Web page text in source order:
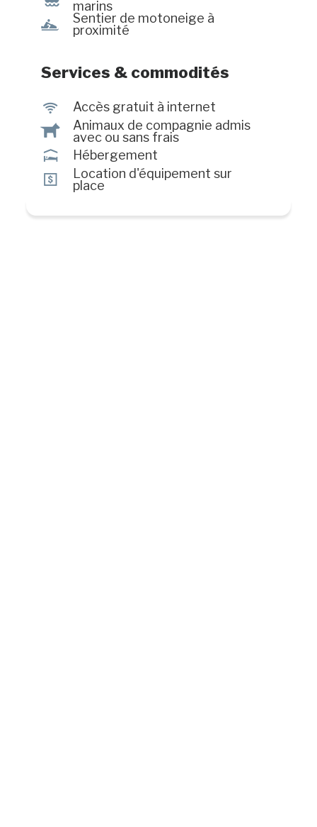
marins
n
Sentier de motoneige à
proximité
Services & commodités
J Accès gratuit à internet
Â
Animaux de compagnie admis
avec ou sans frais
ú Hébergement
ö
Location d'équipement sur
place